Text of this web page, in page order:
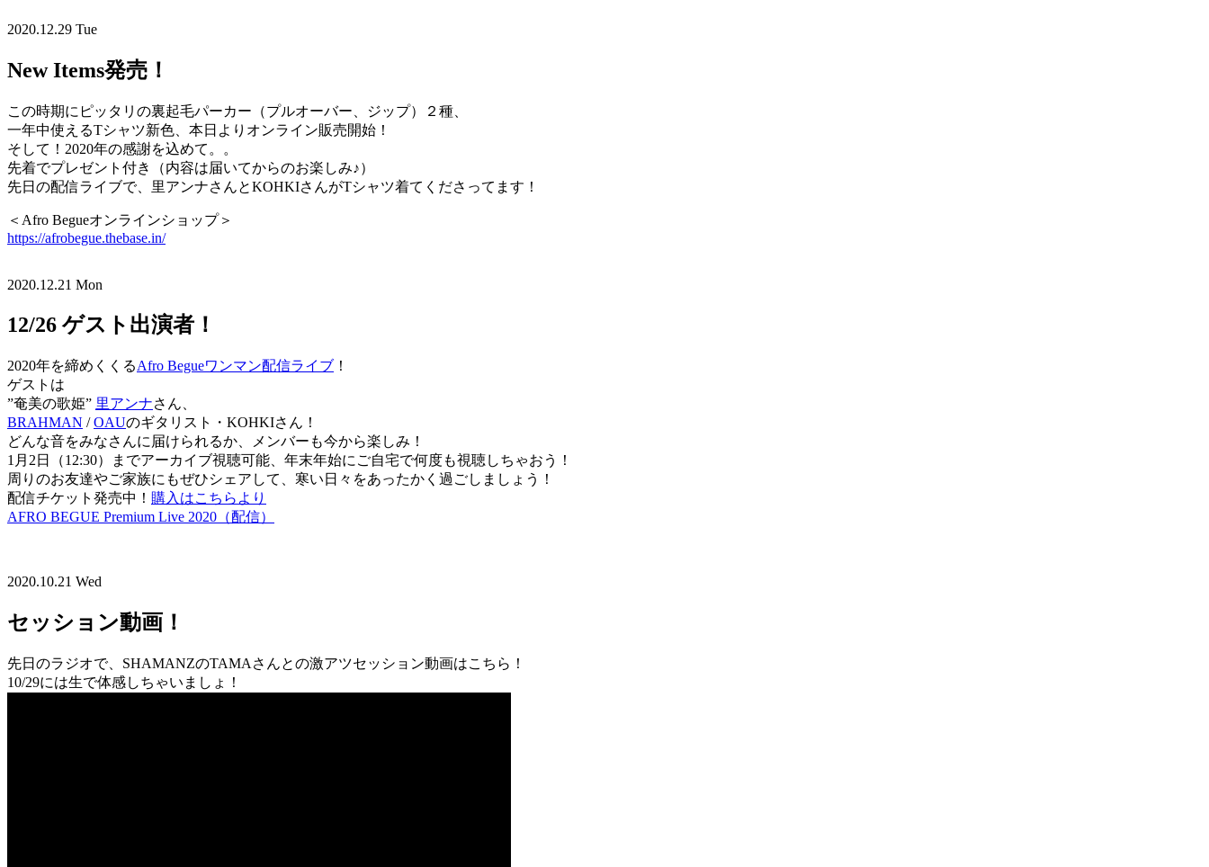
2020.12.29 Tue
New Items発売！
この時期にピッタリの裏起毛パーカー（プルオーバー、ジップ）２種、
一年中使えるTシャツ新色、本日よりオンライン販売開始！
そして！2020年の感謝を込めて。。
先着でプレゼント付き（内容は届いてからのお楽しみ♪）
先日の配信ライブで、里アンナさんとKOHKIさんがTシャツ着てくださってます！
＜Afro Begueオンラインショップ＞
https://afrobegue.thebase.in/
2020.12.21 Mon
12/26 ゲスト出演者！
2020年を締めくくるAfro Begueワンマン配信ライブ ！
ゲストは
”奄美の歌姫” 里アンナさん、
BRAHMAN /OAUのギタリスト・KOHKIさん！
どんな音をみなさんに届けられるか、メンバーも今から楽しみ！
1月2日（12:30）までアーカイブ視聴可能、年末年始にご自宅で何度も視聴しちゃおう！
周りのお友達やご家族にもぜひシェアして、寒い日々をあったかく過ごしましょう！
配信チケット発売中！ 購入はこちらより
AFRO BEGUE Premium Live 2020（配信）
2020.10.21 Wed
セッション動画！
先日のラジオで、SHAMANZのTAMAさんとの激アツセッション動画はこちら！
10/29には生で体感しちゃいましょ！